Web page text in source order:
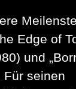
Edge of
und
Für seinen